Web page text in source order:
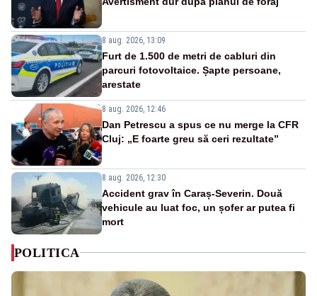
8 aug. 2026, 13:09
Furt de 1.500 de metri de cabluri din
parcuri fotovoltaice. Șapte persoane,
arestate
8 aug. 2026, 12:46
Dan Petrescu a spus ce nu merge la CFR
Cluj: „E foarte greu să ceri rezultate”
8 aug. 2026, 12:30
Accident grav în Caraș-Severin. Două
vehicule au luat foc, un șofer ar putea fi
mort
POLITICA